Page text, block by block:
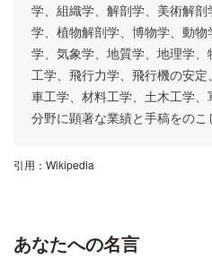
学、組織学、解剖学、美術解
学、植物解剖学、博物学、動
学、気象学、地質学、地理学、
工学、飛行力学、飛行機の安
車工学、材料工学、土木工学
分野に顕著な業績と手稿をのこ
引用： Wikipedia
あなたへの名言